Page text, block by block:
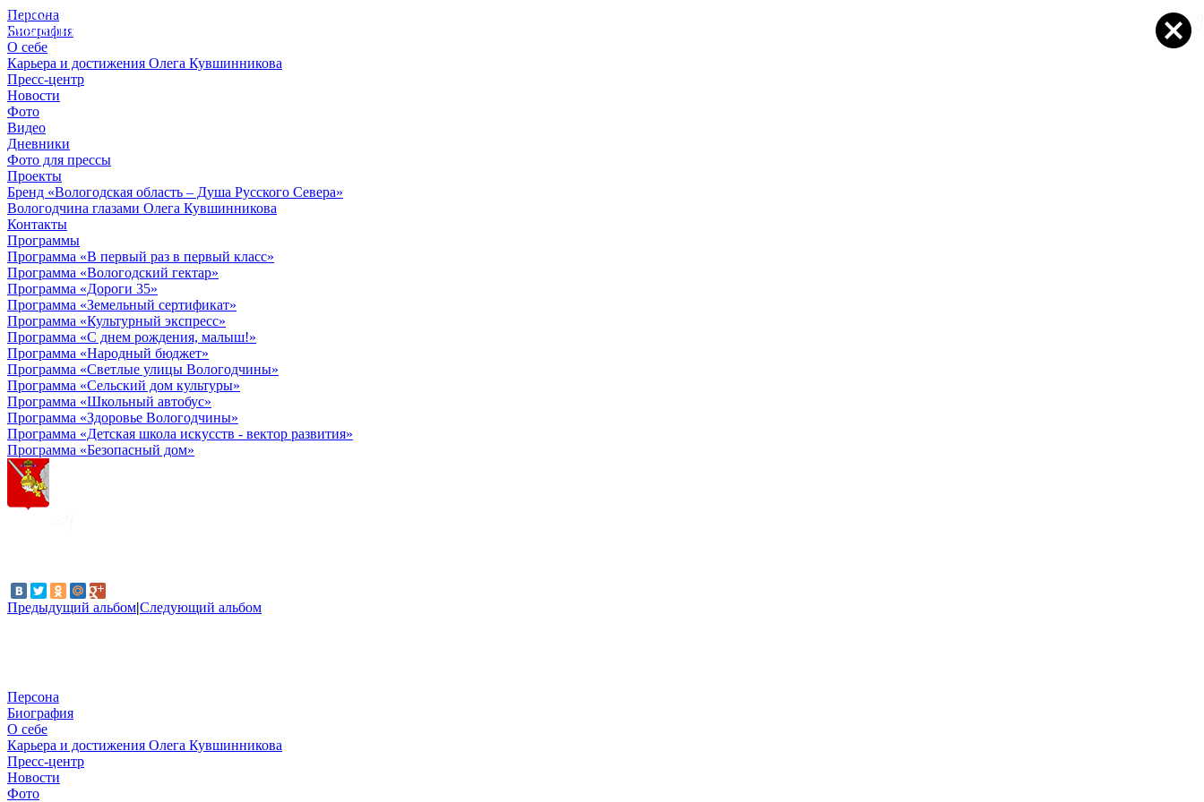
Персона
Биография
О себе
Карьера и достижения Олега Кувшинникова
Пресс-центр
Новости
Фото
Видео
Дневники
Фото для прессы
Проекты
Бренд «Вологодская область – Душа Русского Севера»
Вологодчина глазами Олега Кувшинникова
Контакты
Программы
Программа «В первый раз в первый класс»
Программа «Вологодский гектар»
Программа «Дороги 35»
Программа «Земельный сертификат»
Программа «Культурный экспресс»
Программа «С днем рождения, малыш!»
Программа «Народный бюджет»
Программа «Светлые улицы Вологодчины»
Программа «Сельский дом культуры»
Программа «Школьный автобус»
Программа «Здоровье Вологодчины»
Программа «Детская школа искусств - вектор развития»
Программа «Безопасный дом»
Предыдущий альбом|Следующий альбом
© 2012 - 2023,
КУВШИННИКОВ О.А.
Персона
Биография
О себе
Карьера и достижения Олега Кувшинникова
Пресс-центр
Новости
Фото